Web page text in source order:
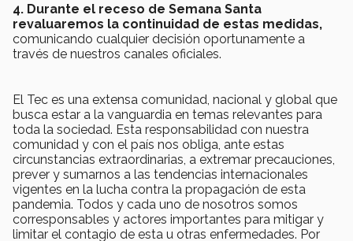
4. Durante el receso de Semana Santa
revaluaremos la continuidad de estas medidas,
comunicando cualquier decisión oportunamente a
través de nuestros canales oficiales.
El Tec es una extensa comunidad, nacional y global que
busca estar a la vanguardia en temas relevantes para
toda la sociedad. Esta responsabilidad con nuestra
comunidad y con el país nos obliga, ante estas
circunstancias extraordinarias, a extremar precauciones,
prever y sumarnos a las tendencias internacionales
vigentes en la lucha contra la propagación de esta
pandemia. Todos y cada uno de nosotros somos
corresponsables y actores importantes para mitigar y
limitar el contagio de esta u otras enfermedades. Por